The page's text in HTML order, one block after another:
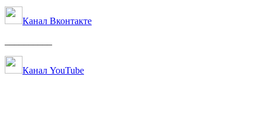
Канал Вконтакте
Канал YouTube